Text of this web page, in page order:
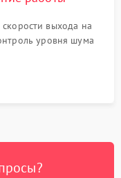
выхода на
уровня шума
и корректного
оттайки.